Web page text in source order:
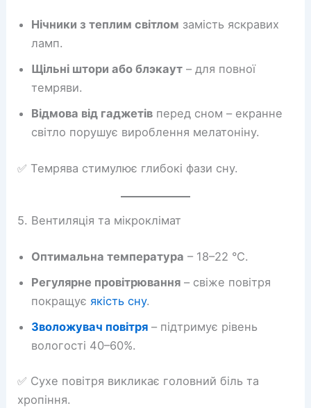
Нічники з теплим світлом замість яскравих
ламп.
Щільні штори або блэкаут – для повної
темряви.
Відмова від гаджетів перед сном – екранне
світло порушує вироблення мелатоніну.
✅ Темрява стимулює глибокі фази сну.
5. Вентиляція та мікроклімат
Оптимальна температура – 18–22 °C.
Регулярне провітрювання – свіже повітря
покращує якість сну.
Зволожувач повітря – підтримує рівень
вологості 40–60%.
✅ Сухе повітря викликає головний біль та
хропіння.